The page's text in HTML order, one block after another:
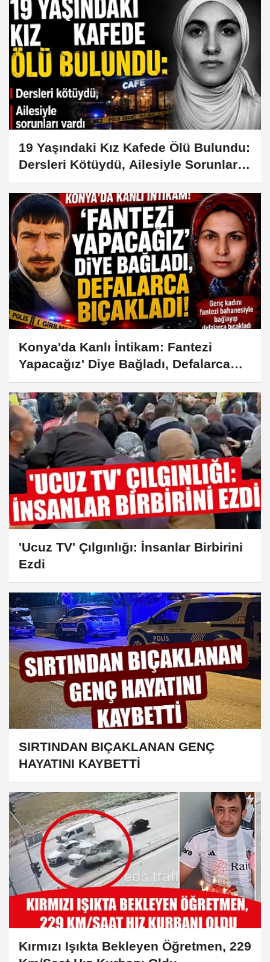
19 Yaşındaki Kız Kafede Ölü Bulundu:
Dersleri Kötüydü, Ailesiyle Sorunları
Vardı
Konya'da Kanlı İntikam: Fantezi
Yapacağız' Diye Bağladı, Defalarca
Bıçakladı
'Ucuz TV' Çılgınlığı: İnsanlar Birbirini
Ezdi
SIRTINDAN BIÇAKLANAN GENÇ
HAYATINI KAYBETTİ
Kırmızı Işıkta Bekleyen Öğretmen, 229